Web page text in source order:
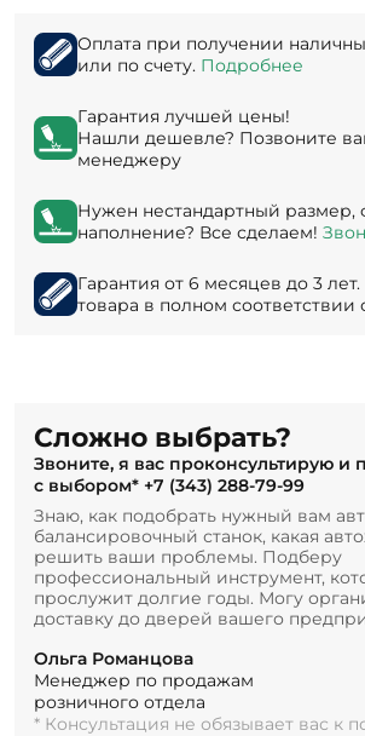
Оплата при получении
или по счету. Подробнее
Гарантия лучшей цены!
Нашли дешевле? Позвоните
менеджеру
Нужен нестандартный размер,
наполнение? Все сделаем!
Гарантия от 6 месяцев до 3
товара в полном соответствии
Сложно выбрать?
Звоните, я вас проконсультирую и
с выбором* +7 (343) 288-79-99
Знаю, как подобрать нужный вам
балансировочный станок, какая
решить ваши проблемы. Подберу
профессиональный инструмент,
прослужит долгие годы. Могу
доставку до дверей вашего
Ольга Романцова
Менеджер по продажам
розничного отдела
* Консультация не обязывает вас к